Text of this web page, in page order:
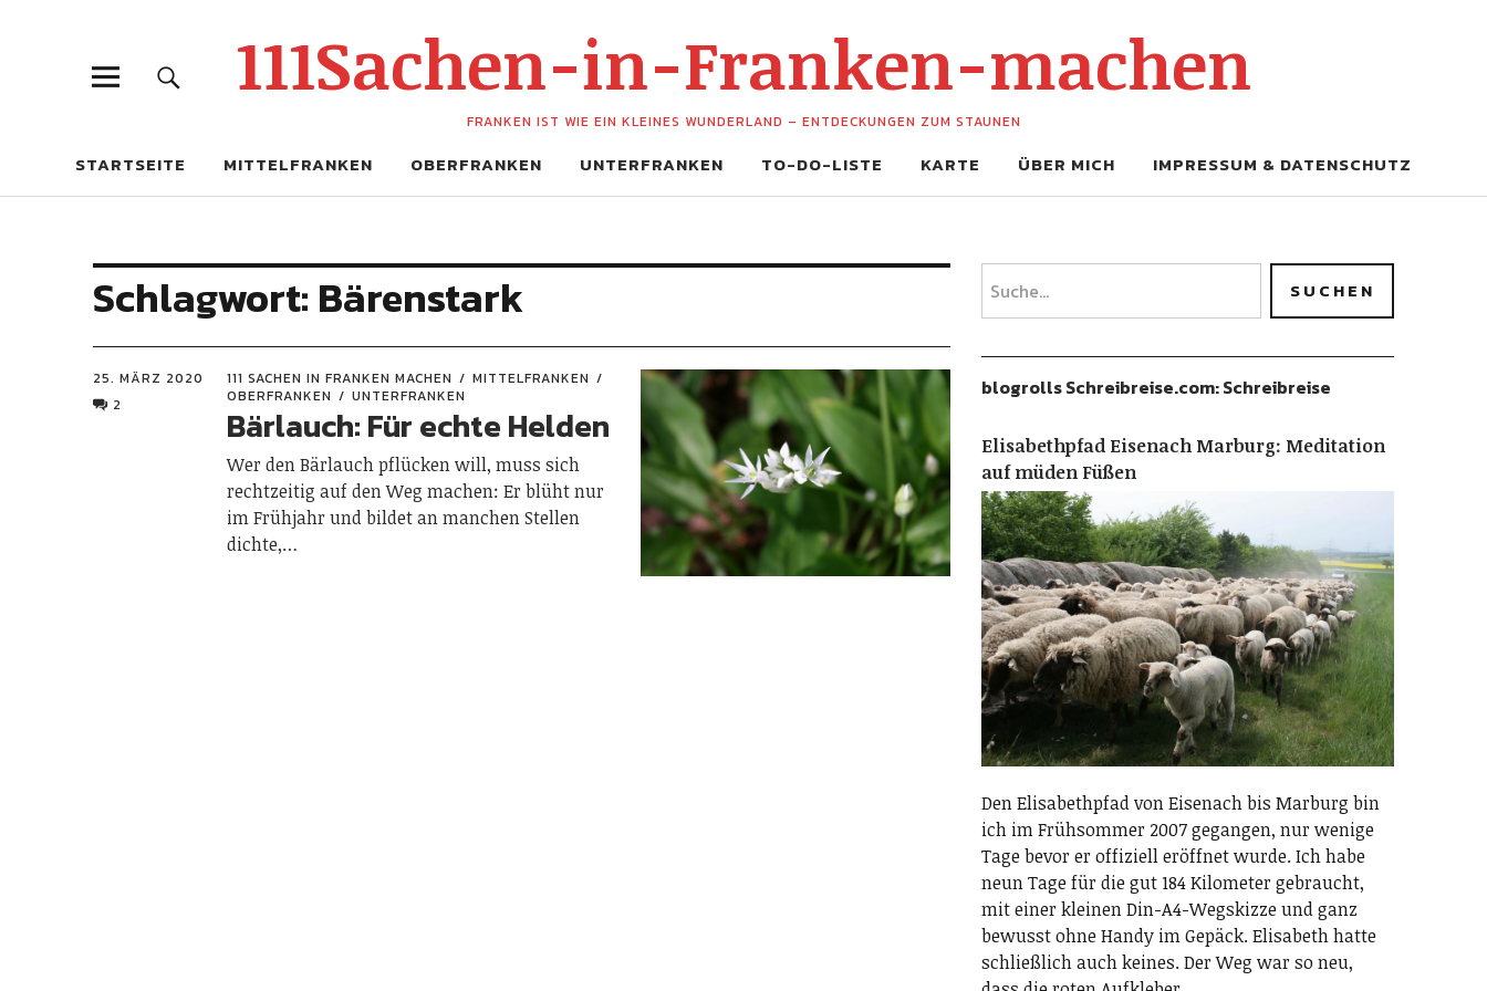
111Sachen-in-Franken-machen
FRANKEN IST WIE EIN KLEINES WUNDERLAND – ENTDECKUNGEN ZUM STAUNEN
STARTSEITE MITTELFRANKEN OBERFRANKEN UNTERFRANKEN TO-DO-LISTE KARTE ÜBER MICH IMPRESSUM & DATENSCHUTZ
Schlagwort: Bärenstark
25. MÄRZ 2020
2
111 SACHEN IN FRANKEN MACHEN
MITTELFRANKEN
OBERFRANKEN
UNTERFRANKEN
Bärlauch: Für echte Helden
Wer den Bärlauch pflücken will, muss sich
rechtzeitig auf den Weg machen: Er blüht nur
im Frühjahr und bildet an manchen Stellen
dichte,…
blogrolls Schreibreise.com: Schreibreise
Elisabethpfad Eisenach Marburg: Meditation
auf müden Füßen
Den Elisabethpfad von Eisenach bis Marburg bin
ich im Frühsommer 2007 gegangen, nur wenige
Tage bevor er offiziell eröffnet wurde. Ich habe
neun Tage für die gut 184 Kilometer gebraucht,
mit einer kleinen Din-A4-Wegskizze und ganz
bewusst ohne Handy im Gepäck. Elisabeth hatte
schließlich auch keines. Der Weg war so neu,